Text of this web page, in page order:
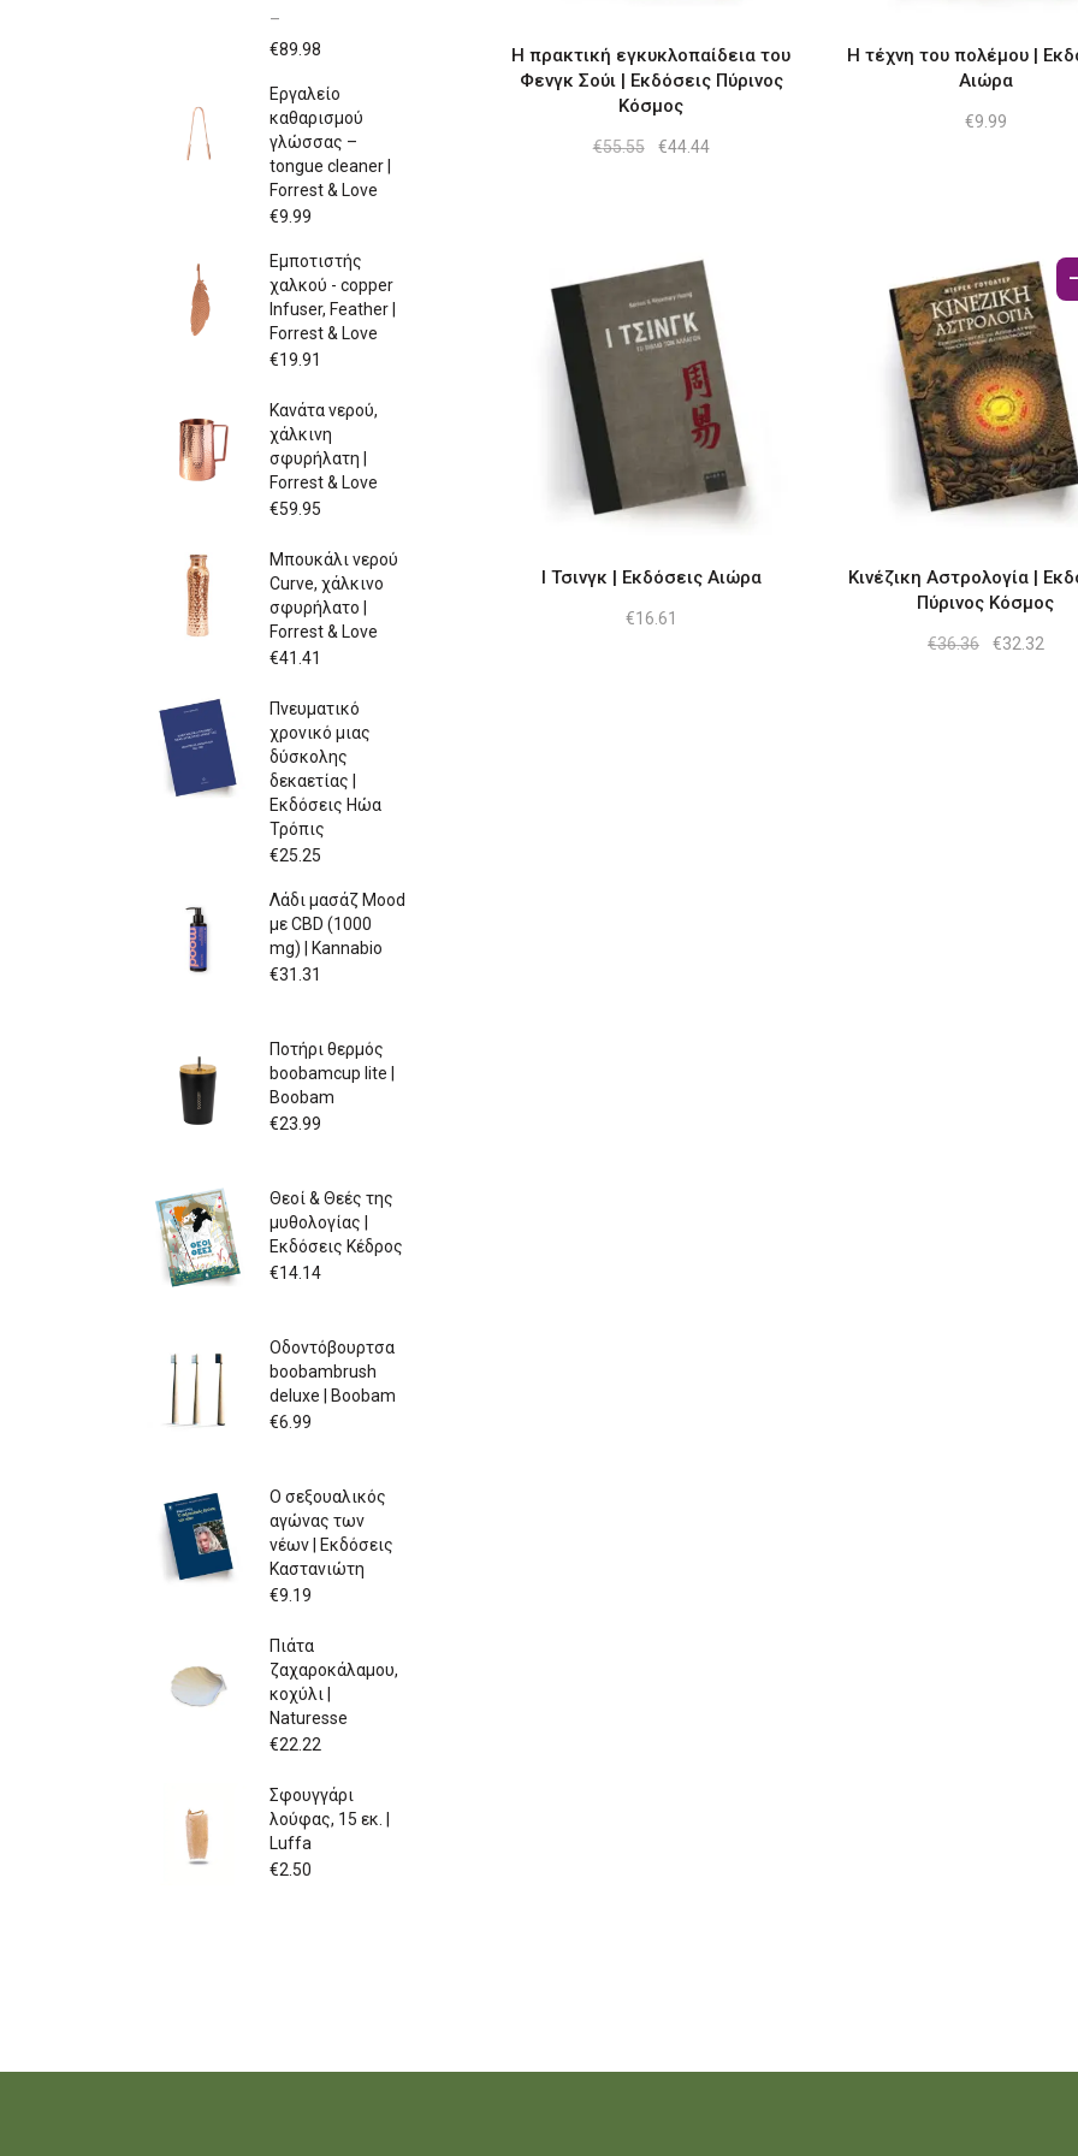
Η πρακτική εγκυκλοπαίδεια του
Φενγκ Σούι | Εκδόσεις Πύρινος
Κόσμος
€55.55
Original
€44.44Η
Η τέχνη του πολέμου |
Αιώρα
€9.99
Ι Τσινγκ | Εκδόσεις Αιώρα
€16.61
Κινέζικη Αστρολογία |
Πύρινος Κόσμος
€36.36
Original
€32.32Η
–
€89.98
Εργαλείο
καθαρισμού
γλώσσας –
tongue cleaner |
Forrest & Love
€9.99
Εμποτιστής
χαλκού - copper
Infuser, Feather |
Forrest & Love
€19.91
Κανάτα νερού,
χάλκινη
σφυρήλατη |
Forrest & Love
€59.95
Μπουκάλι νερού
Curve, χάλκινο
σφυρήλατο |
Forrest & Love
€41.41
Πνευματικό
χρονικό μιας
δύσκολης
δεκαετίας |
Εκδόσεις Ηώα
Τρόπις
€25.25
Λάδι μασάζ Mood
με CBD (1000
mg) | Kannabio
€31.31
Ποτήρι θερμός
boobamcup lite |
Boobam
€23.99
Θεοί & Θεές της
μυθολογίας |
Εκδόσεις Κέδρος
€14.14
Οδοντόβουρτσα
boobambrush
deluxe | Boobam
€6.99
Ο σεξουαλικός
αγώνας των
νέων | Εκδόσεις
Καστανιώτη
€9.19
Πιάτα
ζαχαροκάλαμου,
κοχύλι |
Naturesse
€22.22
Σφουγγάρι
λούφας, 15 εκ. |
Luffa
€2.50